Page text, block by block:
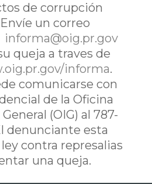
de corrupción
un correo
informa@oig.pr.gov
queja a traves de
informa.
comunicarse con
de la Oficina
(OIG) al 787-
denunciante esta
contra represalias
una queja.